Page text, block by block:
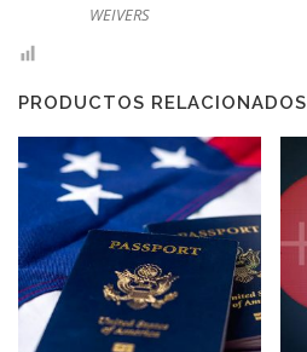
WEIVERS
PRODUCTOS RELACIONADOS